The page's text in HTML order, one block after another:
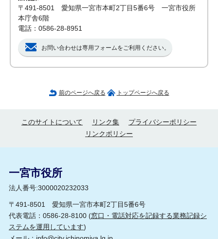
〒491-8501 愛知県一宮市本町2丁目5番6号 一宮市役所
本庁舎6階
電話：0586-28-8951
お問い合わせは専用フォームをご利用ください。
前のページへ戻る トップページへ戻る
このサイトについて リンク集
プライバシーポリシー
リンクポリシー
一宮市役所
法人番号:3000020232033
〒491-8501 愛知県一宮市本町2丁目5番6号
代表電話：0586-28-8100 (窓口・電話対応を記録する業務記録シ
ステムを運用しています)